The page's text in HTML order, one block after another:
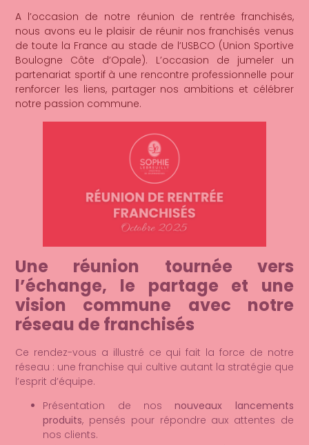
A l’occasion de notre réunion de rentrée franchisés,
nous avons eu le plaisir de réunir nos franchisés venus
de toute la France au stade de l’USBCO (Union Sportive
Boulogne Côte d’Opale). L’occasion de jumeler un
partenariat sportif à une rencontre professionnelle pour
renforcer les liens, partager nos ambitions et célébrer
notre passion commune.
Une réunion tournée vers
l’échange, le partage et une
vision commune avec notre
réseau de franchisés
Ce rendez-vous a illustré ce qui fait la force de notre
réseau : une franchise qui cultive autant la stratégie que
l’esprit d’équipe.
Présentation de nosnouveaux lancements
produits, pensés pour répondre aux attentes de
nos clients.